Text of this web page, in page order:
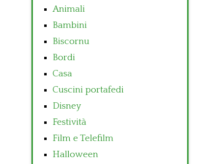
Animali
Bambini
Biscornu
Bordi
Casa
Cuscini portafedi
Disney
Festività
Film e Telefilm
Halloween